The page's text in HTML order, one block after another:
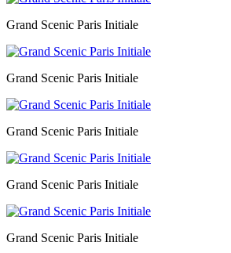
Grand Scenic Paris Initiale
Grand Scenic Paris Initiale
Grand Scenic Paris Initiale
Grand Scenic Paris Initiale
Grand Scenic Paris Initiale